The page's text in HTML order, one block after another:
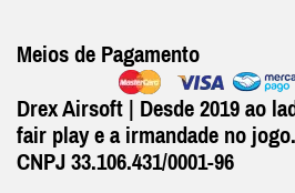
Meios de Pagamento
Drex Airsoft | Desde 2019 ao
fair play e a irmandade no jogo.
CNPJ 33.106.431/0001-96